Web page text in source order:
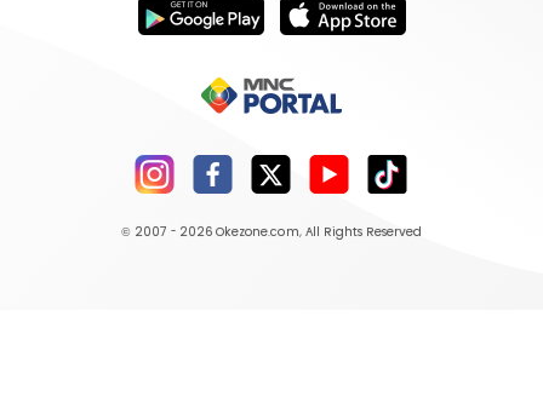
© 2007 - 2026 Okezone.com, All Rights Reserved